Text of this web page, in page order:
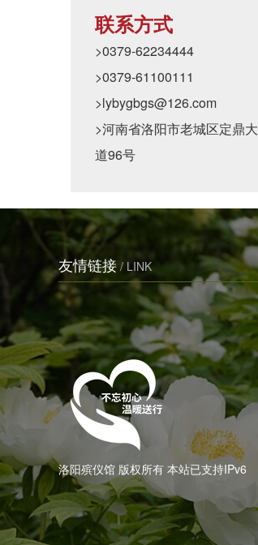
联系方式
>0379-62234444
>0379-61100111
>lybygbgs@126.com
>河南省洛阳市老城区定鼎大
道96号
友情链接 / LINK
洛阳殡仪馆 版权所有 本站已支持IPv6